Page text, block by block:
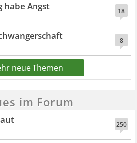
18
habe Angst
8
neue Themen
im Forum
250